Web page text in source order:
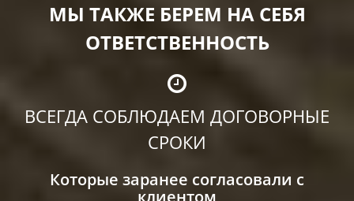
МЫ ТАКЖЕ БЕРЕМ НА СЕБЯ
ОТВЕТСТВЕННОСТЬ
ВСЕГДА СОБЛЮДАЕМ ДОГОВОРНЫЕ
СРОКИ
Которые заранее согласовали с